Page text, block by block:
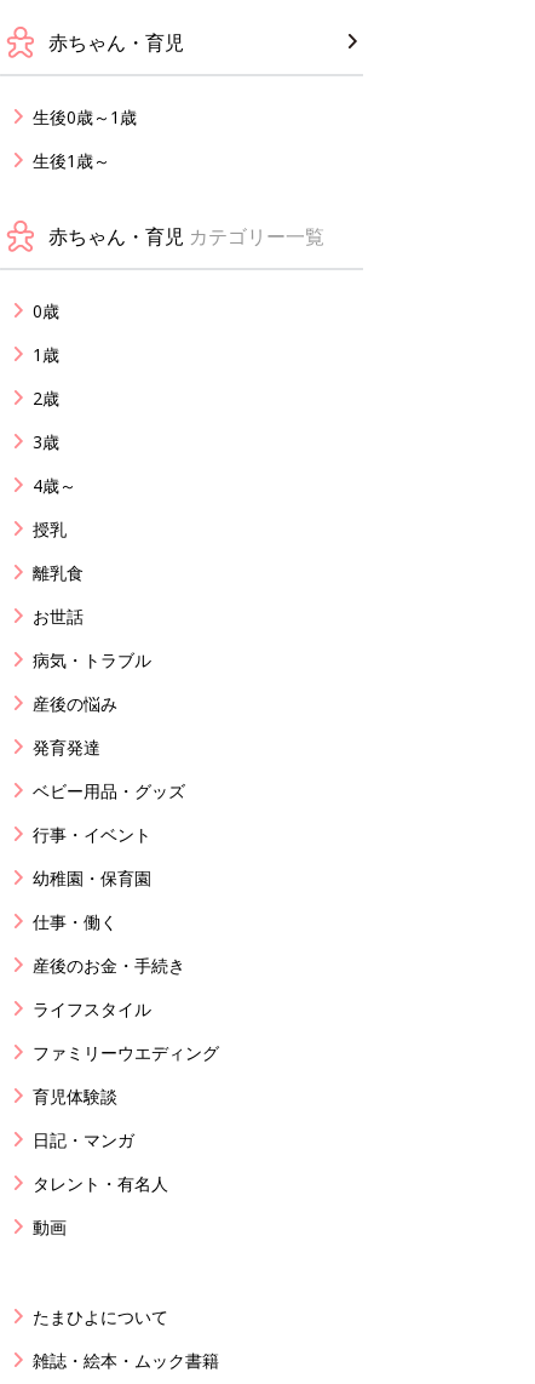
赤ちゃん・育児
生後0歳～1歳
生後1歳～
赤ちゃん・育児 カテゴリー一覧
0歳
1歳
2歳
3歳
4歳～
授乳
離乳食
お世話
病気・トラブル
産後の悩み
発育発達
ベビー用品・グッズ
行事・イベント
幼稚園・保育園
仕事・働く
産後のお金・手続き
ライフスタイル
ファミリーウエディング
育児体験談
日記・マンガ
タレント・有名人
動画
たまひよについて
雑誌・絵本・ムック書籍